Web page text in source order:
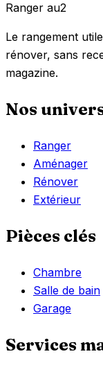
Ranger au2
Le rangement
rénover, sans
magazine.
Nos
Ranger
Aménager
Rénover
Extérieur
Pièces clés
Chambre
Salle de bain
Garage
Services